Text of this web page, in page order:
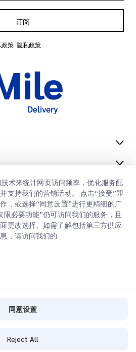
订阅
策 隐私政策
同意设置
术来统计网页访问频率，优化服务配
支持我们的营销活动。 点击“接受”即
，或选择“同意设置”进行更精细的广
必要功能”仍可访问我们的服务，且
更改选择。如需了解包括第三方供应
，请访问我们的
同意设置
Reject All